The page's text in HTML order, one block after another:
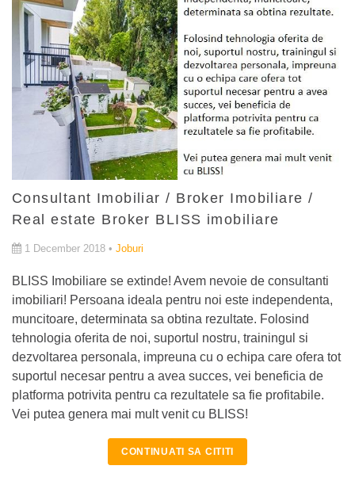
Consultant Imobiliar / Broker Imobiliare /
Real estate Broker BLISS imobiliare
1 December 2018 • Joburi
BLISS Imobiliare se extinde! Avem nevoie de consultanti
imobiliari! Persoana ideala pentru noi este independenta,
muncitoare, determinata sa obtina rezultate. Folosind
tehnologia oferita de noi, suportul nostru, trainingul si
dezvoltarea personala, impreuna cu o echipa care ofera tot
suportul necesar pentru a avea succes, vei beneficia de
platforma potrivita pentru ca rezultatele sa fie profitabile.
Vei putea genera mai mult venit cu BLISS!
CONTINUATI SA CITITI